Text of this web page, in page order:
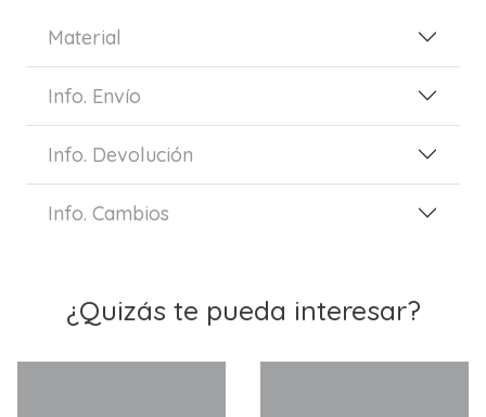
Material
Info. Envío
Info. Devolución
Info. Cambios
¿Quizás te pueda interesar?